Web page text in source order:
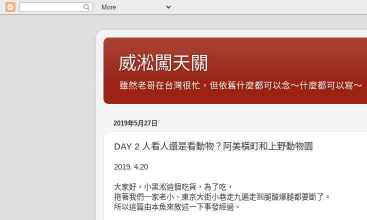
威淞闖天關
雖然老哥在台灣很忙，但依舊什麼都可以念～什麼都可以寫～
2019年5月27日
DAY 2 人看人還是看動物？阿美橫町和上野動物園
2019. 4.20
大家好，小黑淞這個吃貨，為了吃，
拖著我們一家老小、東京大街小巷走九遍走到腿酸爆腿都要斷了。
所以這篇由本魚來敘述一下事發經過。